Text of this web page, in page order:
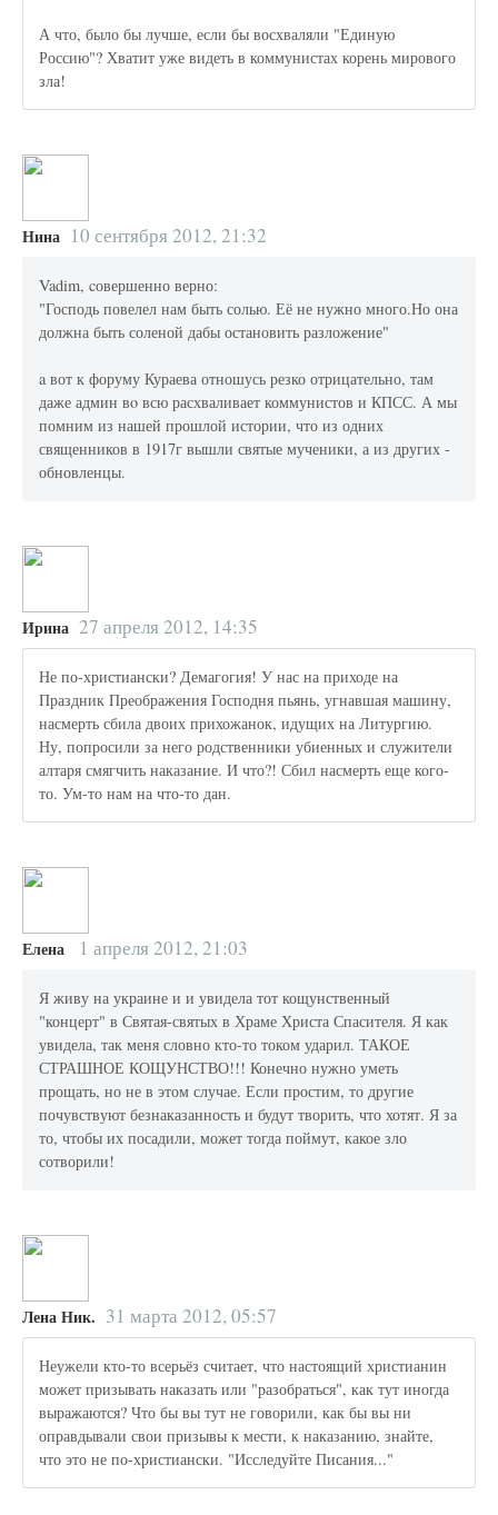
А что, было бы лучше, если бы восхваляли "Единую
Россию"? Хватит уже видеть в коммунистах корень мирового
зла!
Нина 10 сентября 2012, 21:32
Vadim, cовершенно верно:
"Господь повелел нам быть солью. Её не нужно много.Но она
должна быть соленой дабы остановить разложение"
a вот к форуму Кураева отношусь резко отрицательно, там
даже админ вo всю расхваливает коммунистов и КПСС. А мы
помним из нашей прошлой истории, что из одних
священников в 1917г вышли святые мученики, а из других -
обновленцы.
Ирина 27 апреля 2012, 14:35
Не по-христиански? Демагогия! У нас на приходе на
Праздник Преображения Господня пьянь, угнавшая машину,
насмерть сбила двоих прихожанок, идущих на Литургию.
Ну, попросили за него родственники убиенных и служители
алтаря смягчить наказание. И что?! Сбил насмерть еще кого-
то. Ум-то нам на что-то дан.
Елена 1 апреля 2012, 21:03
Я живу на украине и и увидела тот кощунственный
"концерт" в Святая-святых в Храме Христа Спасителя. Я как
увидела, так меня словно кто-то током ударил. ТАКОЕ
СТРАШНОЕ КОЩУНСТВО!!! Конечно нужно уметь
прощать, но не в этом случае. Если простим, то другие
почувствуют безнаказанность и будут творить, что хотят. Я за
то, чтобы их посадили, может тогда поймут, какое зло
сотворили!
Лена Ник. 31 марта 2012, 05:57
Неужели кто-то всерьёз считает, что настоящий христианин
может призывать наказать или "разобраться", как тут иногда
выражаются? Что бы вы тут не говорили, как бы вы ни
оправдывали свои призывы к мести, к наказанию, знайте,
что это не по-христиански. "Исследуйте Писания..."